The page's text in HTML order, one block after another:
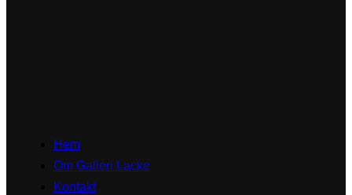
Hem
Om Galleri Lacke
Kontakt